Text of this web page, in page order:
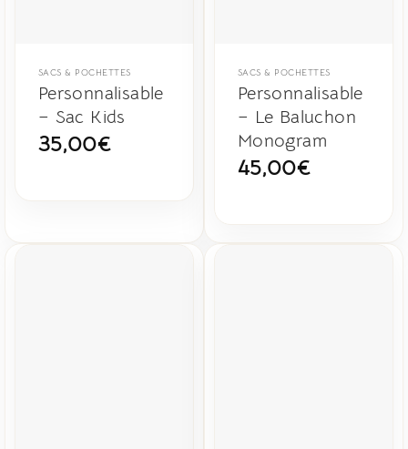
SACS & POCHETTES
Personnalisable
– Sac Kids
35,00€
SACS & POCHETTES
Personnalisable
– Le Baluchon
Monogram
45,00€